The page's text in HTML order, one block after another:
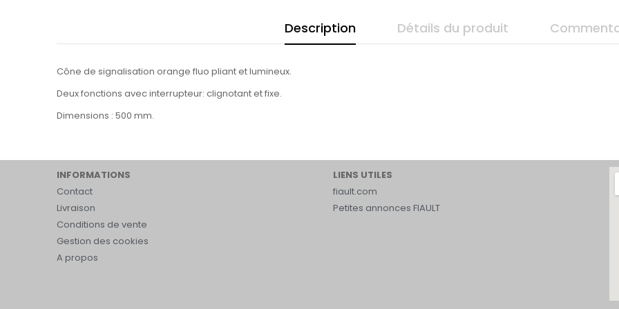
Description Détails du produit
Cône de signalisation orange fluo pliant et lumineux.
Deux fonctions avec interrupteur: clignotant et fixe.
Dimensions : 500 mm.
INFORMATIONS
Contact
Livraison
Conditions de vente
Gestion des cookies
A propos
LIENS UTILES
fiault.com
Petites annonces FIAULT